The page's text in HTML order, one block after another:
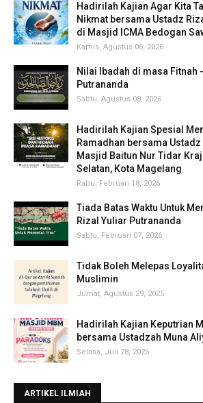
Hadirilah Kajian Agar Kita
Nikmat bersama Ustadz
di Masjid ICMA Bedogan
Kamis, Agustus 06, 2026
Nilai Ibadah di masa Fitnah
Putrananda
Sabtu, Agustus 08, 2026
Hadirilah Kajian Spesial
Ramadhan bersama
Masjid Baitun Nur Tidar
Selatan, Kota Magelang
Rabu, Februari 18, 2026
Tiada Batas Waktu Untuk
Rizal Yuliar Putrananda
Sabtu, Februari 07, 2026
Tidak Boleh Melepas
Muslimin
Jumat, Agustus 29, 2025
Hadirilah Kajian Keputrian
bersama Ustadzah Muna
Selasa, Juli 28, 2026
ARTIKEL ILMIAH